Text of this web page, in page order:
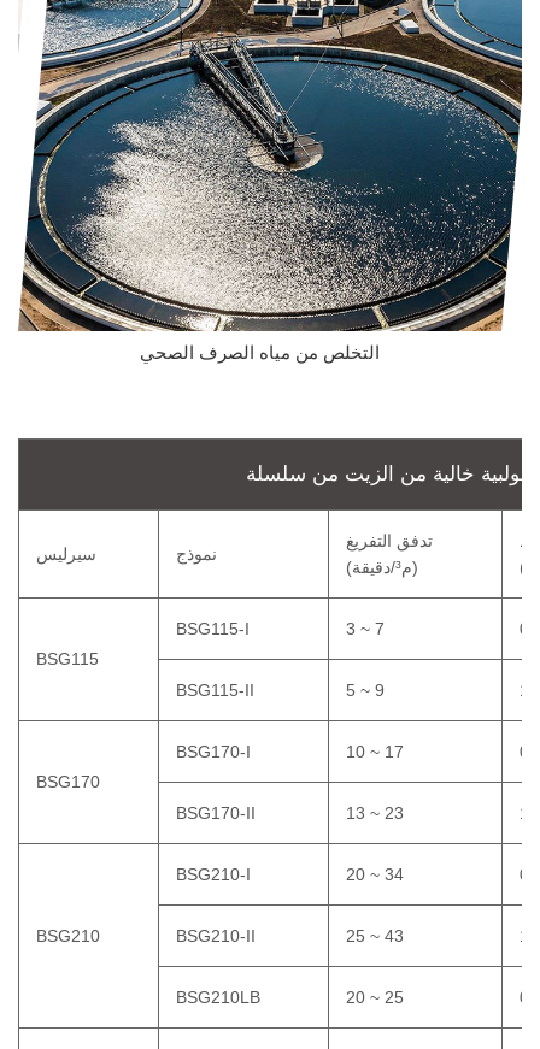
التخلص من مياه الصرف الصحي
سيرليس نموذج
تدفق التفريغ
(م³/دقيقة)
BSG115
BSG115-I 3 ~ 7
BSG115-II 5 ~ 9
BSG170
BSG170-I 10 ~ 17
BSG170-II 13 ~ 23
BSG210
BSG210-I 20 ~ 34
BSG210-II 25 ~ 43
BSG210LB 20 ~ 25